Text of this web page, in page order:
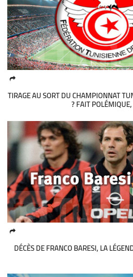
TIRAGE AU SORT DU CHAMPIONNAT
FAIT
DÉCÈS DE FRANCO BARESI, LA